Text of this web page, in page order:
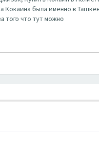
Кокаина была именно в
того что тут можно